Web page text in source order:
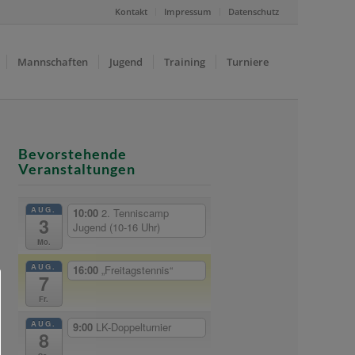
Kontakt Impressum Datenschutz
Mannschaften Jugend Training Turniere
Bevorstehende
Veranstaltungen
AUG.
3
Mo.
10:00 2. Tenniscamp
Jugend (10-16 Uhr)
AUG.
7
Fr.
16:00 „Freitagstennis“
AUG.
8
9:00 LK-Doppelturnier